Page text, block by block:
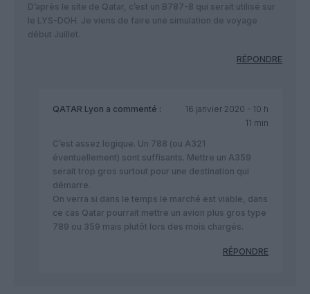
D’après le site de Qatar, c’est un B787-8 qui serait utilisé sur
le LYS-DOH. Je viens de faire une simulation de voyage
début Juillet.
RÉPONDRE
QATAR Lyon a commenté :
16 janvier 2020 - 10 h
11 min
C’est assez logique. Un 788 (ou A321
éventuellement) sont suffisants. Mettre un A359
serait trop gros surtout pour une destination qui
démarre.
On verra si dans le temps le marché est viable, dans
ce cas Qatar pourrait mettre un avion plus gros type
789 ou 359 mais plutôt lors des mois chargés.
RÉPONDRE